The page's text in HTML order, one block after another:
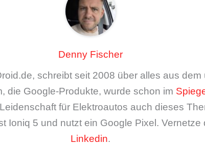
Denny Fischer
schreibt seit 2008 über alles aus
die Google-Produkte, wurde schon im
für Elektroautos auch dieses
Ioniq 5 und nutzt ein Google Pixel. Vernetze
Linkedin.